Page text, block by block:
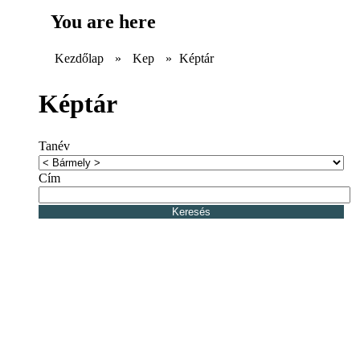
You are here
Kezdőlap » Kep » Képtár
Képtár
Tanév
Cím